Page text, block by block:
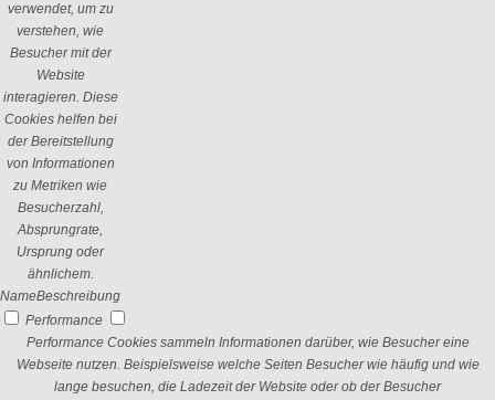
verwendet, um zu
verstehen, wie
Besucher mit der
Website
interagieren. Diese
Cookies helfen bei
der Bereitstellung
von Informationen
zu Metriken wie
Besucherzahl,
Absprungrate,
Ursprung oder
ähnlichem.
NameBeschreibung
Performance
Performance Cookies sammeln Informationen darüber, wie Besucher eine
Webseite nutzen. Beispielsweise welche Seiten Besucher wie häufig und wie
lange besuchen, die Ladezeit der Website oder ob der Besucher